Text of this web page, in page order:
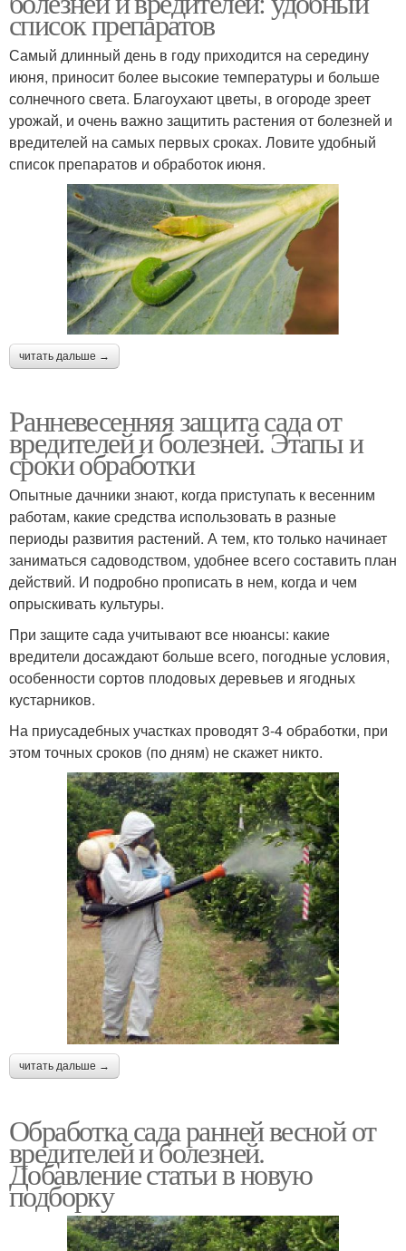
список препаратов
Самый длинный день в году приходится на середину
июня, приносит более высокие температуры и больше
солнечного света. Благоухают цветы, в огороде зреет
урожай, и очень важно защитить растения от болезней и
вредителей на самых первых сроках. Ловите удобный
список препаратов и обработок июня.
читать дальше →
Ранневесенняя защита сада от
вредителей и болезней. Этапы и
сроки обработки
Опытные дачники знают, когда приступать к весенним
работам, какие средства использовать в разные
периоды развития растений. А тем, кто только начинает
заниматься садоводством, удобнее всего составить план
действий. И подробно прописать в нем, когда и чем
опрыскивать культуры.
При защите сада учитывают все нюансы: какие
вредители досаждают больше всего, погодные условия,
особенности сортов плодовых деревьев и ягодных
кустарников.
На приусадебных участках проводят 3-4 обработки, при
этом точных сроков (по дням) не скажет никто.
читать дальше →
Обработка сада ранней весной от
вредителей и болезней.
Добавление статьи в новую
подборку